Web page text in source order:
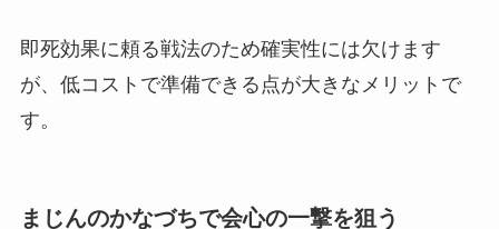
即死効果に頼る戦法のため確実性には欠けます
が、低コストで準備できる点が大きなメリットで
す。
まじんのかなづちで会心の一撃を狙う